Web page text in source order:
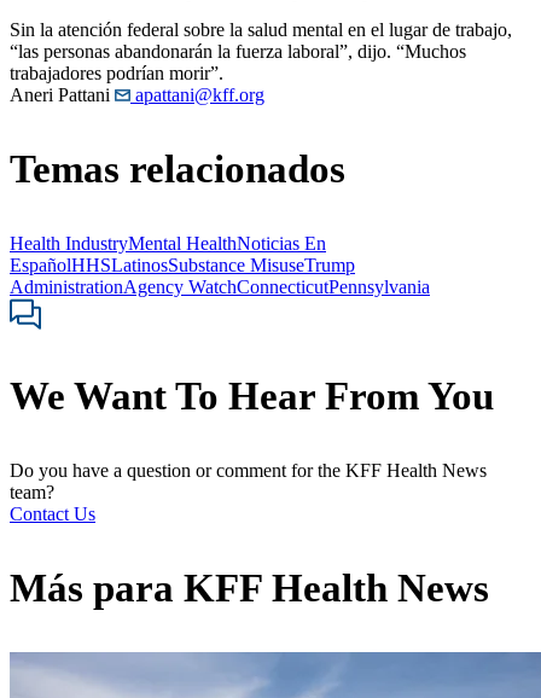
Sin la atención federal sobre la salud mental en el lugar de trabajo,
“las personas abandonarán la fuerza laboral”, dijo. “Muchos
trabajadores podrían morir”.
Aneri Pattani
apattani@kff.org
Temas relacionados
Health IndustryMental HealthNoticias En
EspañolHHSLatinosSubstance MisuseTrump
AdministrationAgency WatchConnecticutPennsylvania
We Want To Hear From You
Do you have a question or comment for the KFF Health News
team?
Contact Us
Más para KFF Health News